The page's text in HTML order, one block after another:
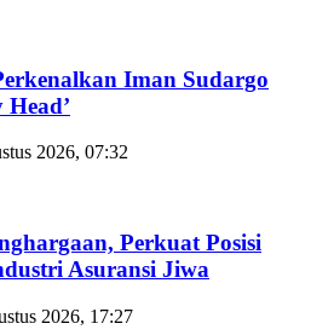
Iman Sudargo
Head’
2026, 07:32
Perkuat Posisi
Asuransi Jiwa
2026, 17:27